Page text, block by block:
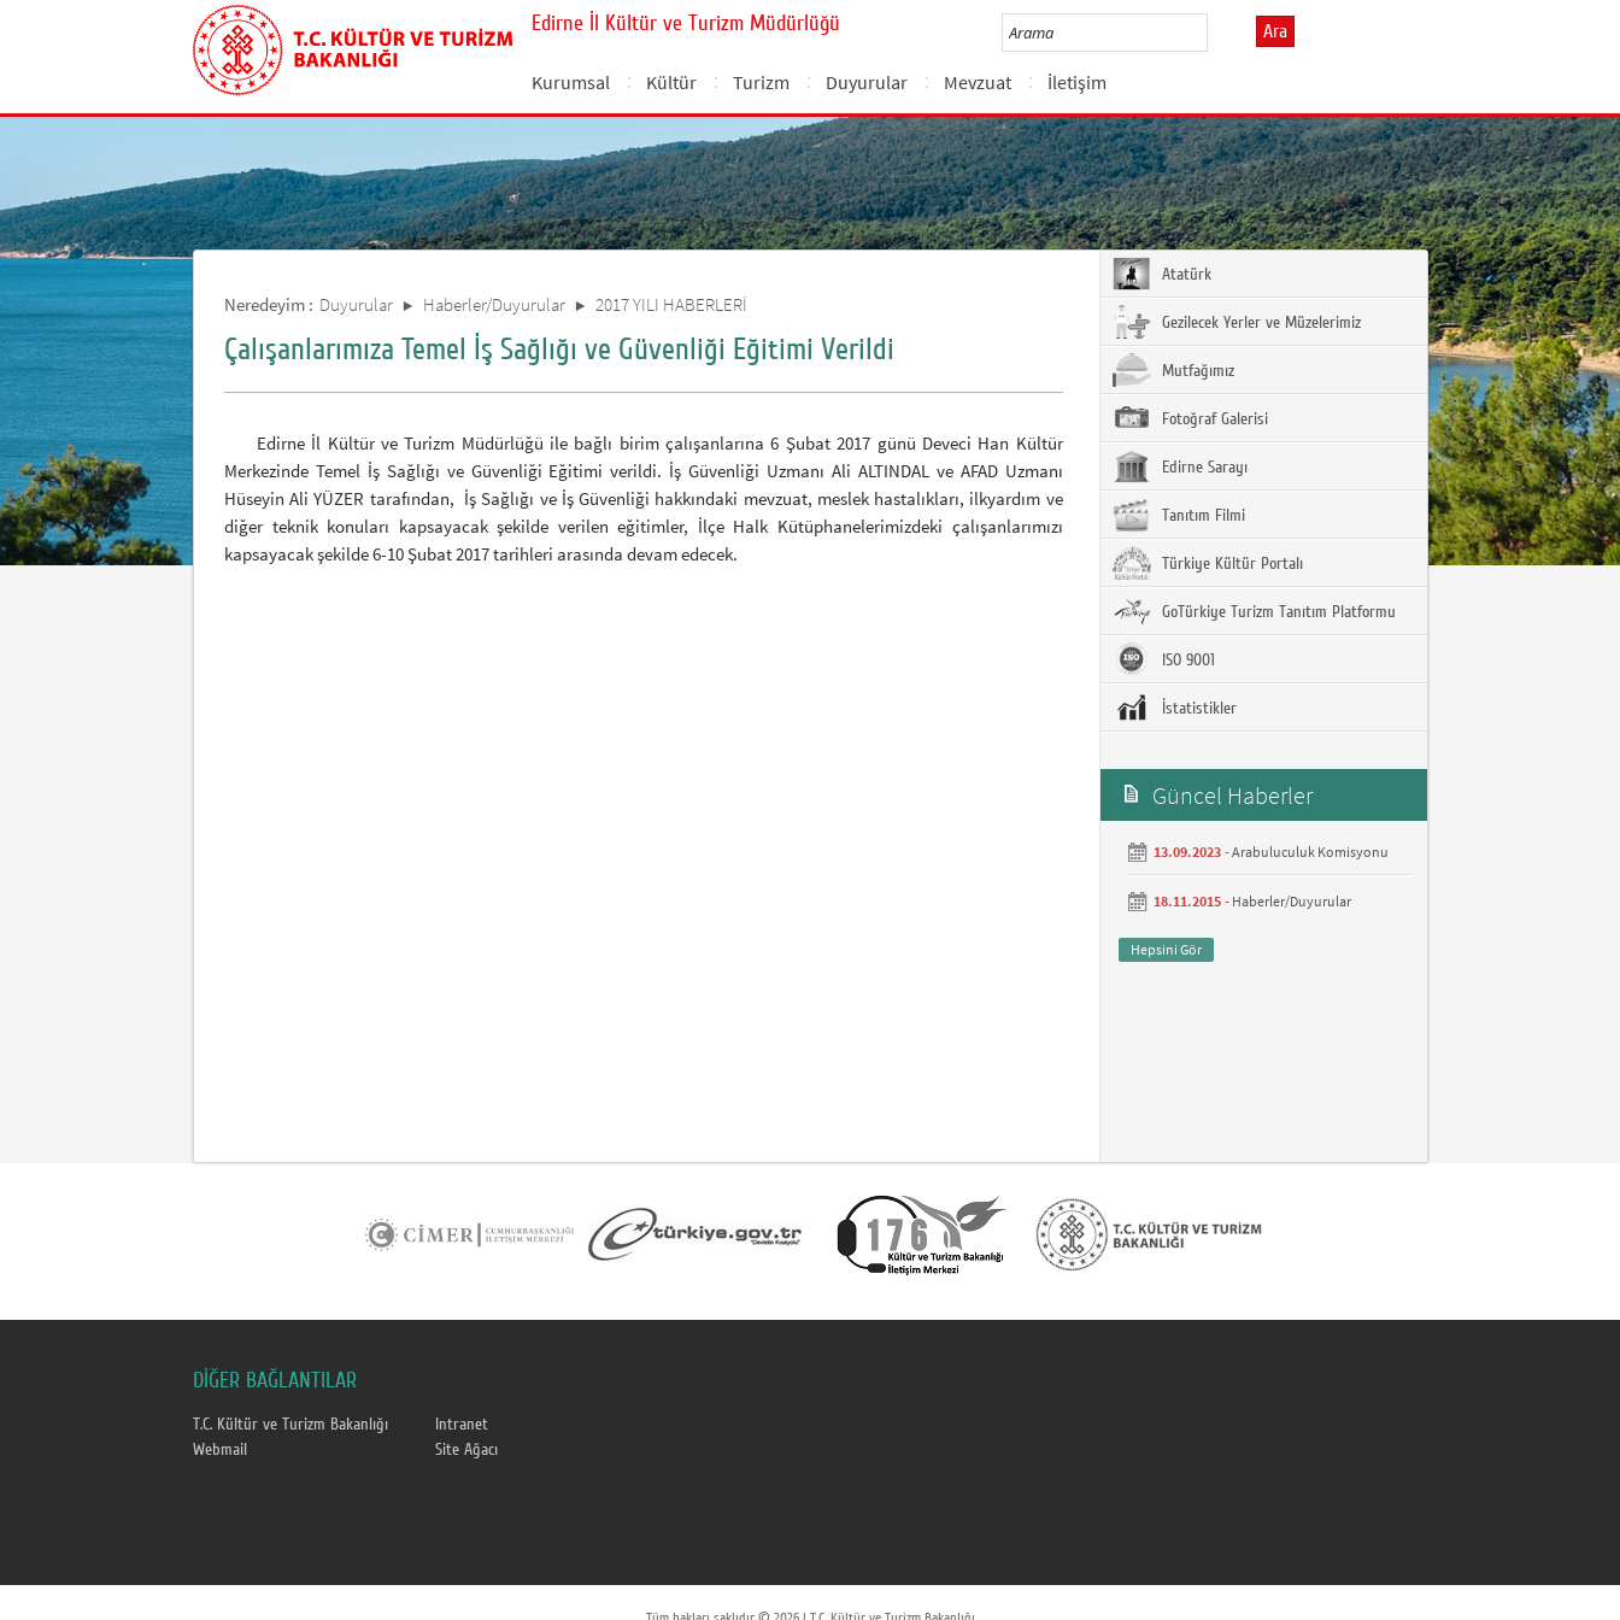
Edirne İl Kültür ve Turizm Müdürlüğü Ara
Kurumsal Kültür Turizm Duyurular Mevzuat İletişim
Neredeyim : Duyurular Haberler/Duyurular 2017 YILI HABERLERİ
Çalışanlarımıza Temel İş Sağlığı ve Güvenliği Eğitimi Verildi
Edirne İl Kültür ve Turizm Müdürlüğü ile bağlı birim çalışanlarına 6 Şubat 2017 günü Deveci Han Kültür
Merkezinde Temel İş Sağlığı ve Güvenliği Eğitimi verildi. İş Güvenliği Uzmanı Ali ALTINDAL ve AFAD Uzmanı
Hüseyin Ali YÜZER tarafından, İş Sağlığı ve İş Güvenliği hakkındaki mevzuat, meslek hastalıkları, ilkyardım ve
diğer teknik konuları kapsayacak şekilde verilen eğitimler, İlçe Halk Kütüphanelerimizdeki çalışanlarımızı
kapsayacak şekilde 6-10 Şubat 2017 tarihleri arasında devam edecek.
Atatürk
Gezilecek Yerler ve Müzelerimiz
Mutfağımız
Fotoğraf Galerisi
Edirne Sarayı
Tanıtım Filmi
Türkiye Kültür Portalı
GoTürkiye Turizm Tanıtım Platformu
ISO 9001
İstatistikler
Güncel Haberler
13.09.2023 -Arabuluculuk Komisyonu
18.11.2015 - Haberler/Duyurular
Hepsini Gör
DİĞER BAĞLANTILAR
T.C. Kültür ve Turizm Bakanlığı
Intranet
Webmail
Site Ağacı